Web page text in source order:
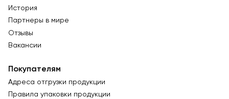
История
Партнеры в мире
Отзывы
Вакансии
Покупателям
Адреса отгрузки продукции
Правила упаковки продукции